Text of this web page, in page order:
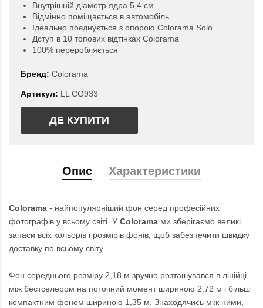
Внутрішній діаметр ядра 5,4 см
Відмінно поміщається в автомобіль
Ідеально поєднується з опорою Colorama Solo
Дступ в 10 топових відтінках Colorama
100% переробляється
Бренд: Colorama
Артикул: LL CO933
ДЕ КУПИТИ
Опис Характеристики
Colorama - найпопулярніший фон серед професійних
фотографів у всьому світі. У Colorama ми зберігаємо великі
запаси всіх кольорів і розмірів фонів, щоб забезпечити швидку
доставку по всьому світу.
Фон середнього розміру 2,18 м зручно розташувався в лінійці
між бестселером на поточний момент шириною 2,72 м і більш
компактним фоном шириною 1,35 м. Знаходячись між ними,